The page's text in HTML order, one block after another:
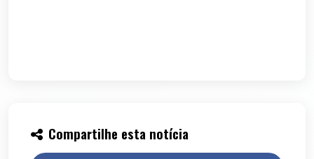
Compartilhe esta notícia